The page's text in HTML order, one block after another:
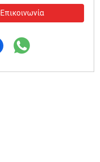
Επικοινωνία